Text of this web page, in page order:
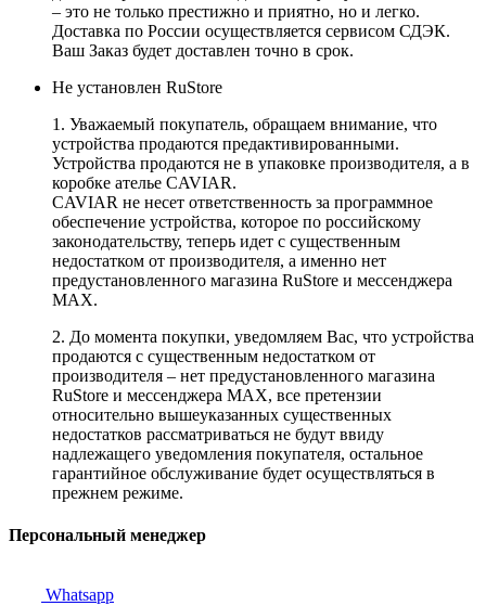
– это не только престижно и приятно, но и легко.
Доставка по России осуществляется сервисом СДЭК.
Ваш Заказ будет доставлен точно в срок.
Не установлен RuStore
1. Уважаемый покупатель, обращаем внимание, что
устройства продаются предактивированными.
Устройства продаются не в упаковке производителя, а в
коробке ателье CAVIAR.
CAVIAR не несет ответственность за программное
обеспечение устройства, которое по российскому
законодательству, теперь идет с существенным
недостатком от производителя, а именно нет
предустановленного магазина RuStore и мессенджера
MAX.
2. До момента покупки, уведомляем Вас, что устройства
продаются с существенным недостатком от
производителя – нет предустановленного магазина
RuStore и мессенджера MAX, все претензии
относительно вышеуказанных существенных
недостатков рассматриваться не будут ввиду
надлежащего уведомления покупателя, остальное
гарантийное обслуживание будет осуществляться в
прежнем режиме.
Персональный менеджер
Whatsapp